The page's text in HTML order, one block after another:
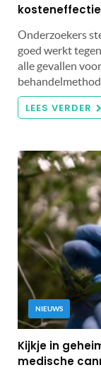
Onderzoekers
goed werkt
alle gevallen
LEES VERDER
NIEUWS
Kijkje in
medische